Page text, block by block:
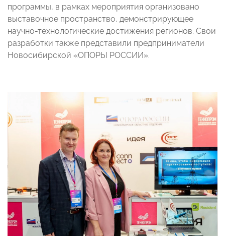
программы, в рамках мероприятия организовано
выставочное пространство, демонстрирующее
научно-технологические достижения регионов. Свои
разработки также представили предприниматели
Новосибирской «ОПОРЫ РОССИИ».